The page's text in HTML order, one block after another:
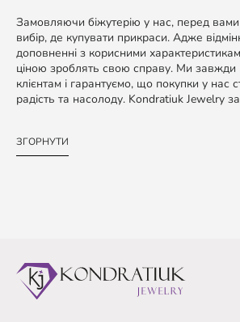
Замовляючи біжутерію у нас, перед
вибір, де купувати прикраси. Адже
доповненні з корисними
ціною зроблять свою справу. Ми завжди
клієнтам і гарантуємо, що покупки у нас
радість та насолоду. Kondratiuk Jewelry
ЗГОРНУТИ